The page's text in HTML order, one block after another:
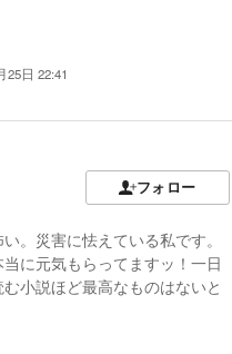
25日 22:41
フォロー
。災害に怯えている私です。
に元気もらってますッ！一日
小説ほど最高なものはないと